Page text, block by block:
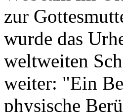
zur
wurde das
weltweiten
weiter: "Ein
physische